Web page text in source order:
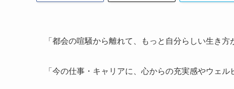
「都会の喧騒から離れて、もっと自分らしい生き方
「今の仕事・キャリアに、心からの充実感やウェル